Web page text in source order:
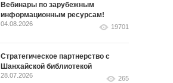
Вебинары по зарубежным
информационным ресурсам!
04.08.2026 19701
Стратегическое партнерство с
Шанхайской библиотекой
28.07.2026 265